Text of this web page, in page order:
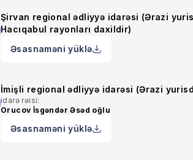
Şirvan regional ədliyyə idarəsi (Ərazi
Hacıqabul rayonları daxildir)
Əsasnaməni yüklə
İmişli regional ədliyyə idarəsi (Ərazi
idarə rəisi:
Orucov İsgəndər Əsəd oğlu
Əsasnaməni yüklə